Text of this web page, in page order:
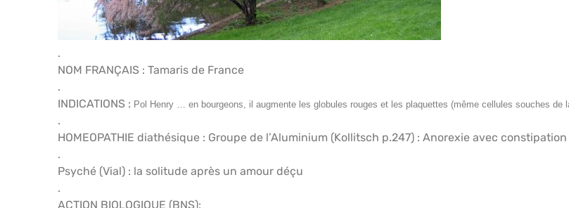
.
NOM FRANÇAIS : Tamaris de France
.
INDICATIONS : Pol Henry … en bourgeons, il augmente les globules rouges et les plaquettes (même cellules souches de
.
HOMEOPATHIE diathésique : Groupe de l’Aluminium (Kollitsch p.247) : Anorexie avec
.
Psyché (Vial) : la solitude après un amour déçu
.
ACTION BIOLOGIQUE (BNS):